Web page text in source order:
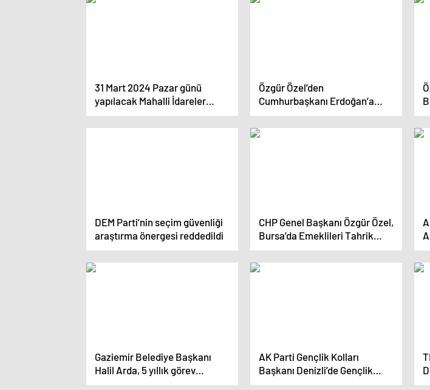
31 Mart 2024 Pazar günü
yapılacak Mahalli İdareler
Genel Seçimleri’ne bir aylık
süre kaldı
Özgür Özel’den
Cumhurbaşkanı Erdoğan’a
“Kışkırtma” Yanıtı: “Keşke
Kışkırtabilsem, Emekliler ve
İşçiler Haklarını Aramak İçin
DEM Parti’nin seçim güvenliği
araştırma önergesi reddedildi
CHP Genel Başkanı Özgür Özel,
Bursa’da Emeklileri Tahrik
Etmek Suçlamasına Yanıt
Verdi
Gaziemir Belediye Başkanı
Halil Arda, 5 yıllık görev
süresini değerlendirdi
AK Parti Gençlik Kolları
Başkanı Denizli’de Gençlik
Buluşması Programı’na Katıldı